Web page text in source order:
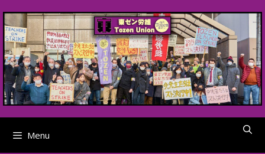
to
content
Menu